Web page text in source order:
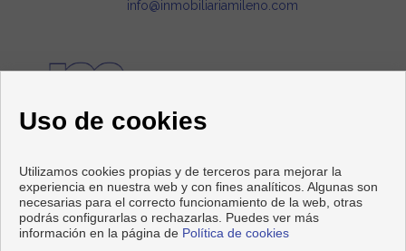
info@inmobiliariamileno.com
SÍGUENOS
Uso de cookies
Utilizamos cookies propias y de terceros para mejorar la
experiencia en nuestra web y con fines analíticos. Algunas son
necesarias para el correcto funcionamiento de la web, otras
podrás configurarlas o rechazarlas. Puedes ver más
información en la página de Política de cookies